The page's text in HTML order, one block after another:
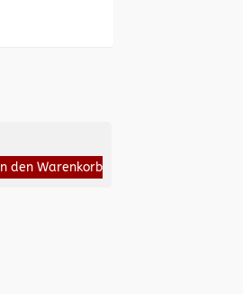
In den Warenkorb